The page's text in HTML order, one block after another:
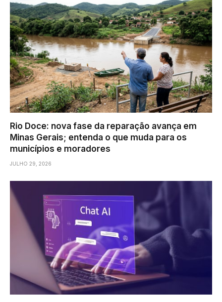
Rio Doce: nova fase da reparação avança em
Minas Gerais; entenda o que muda para os
municípios e moradores
JULHO 29, 2026